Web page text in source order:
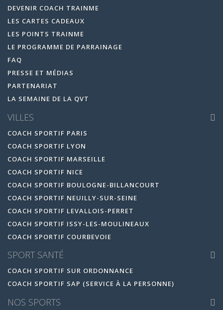
DEVENIR COACH TRAINME
LES CARTES CADEAUX
LES POINTS TRAINME
LE PROGRAMME DE PARRAINAGE
FAQ
PRESSE ET MÉDIAS
PARTENARIAT
LA SEMAINE DE LA QVT
VILLES
COACH SPORTIF PARIS
COACH SPORTIF LYON
COACH SPORTIF MARSEILLE
COACH SPORTIF NICE
COACH SPORTIF BOULOGNE-BILLANCOURT
COACH SPORTIF NEUILLY-SUR-SEINE
COACH SPORTIF LEVALLOIS-PERRET
COACH SPORTIF ISSY-LES-MOULINEAUX
COACH SPORTIF COURBEVOIE
SPORT SANTÉ
COACH SPORTIF SUR ORDONNANCE
COACH SPORTIF SAP (SERVICE À LA PERSONNE)
NOS SPORTS